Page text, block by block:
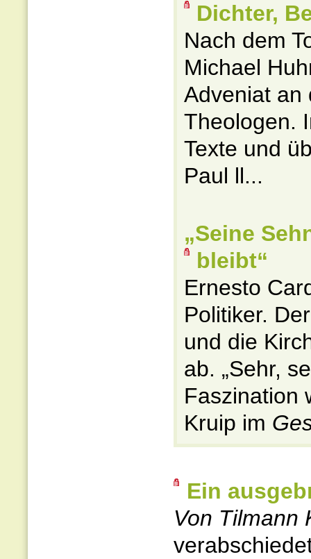
Dichter,
Nach dem
Michael
Adveniat an
Theologen.
Texte und
Paul ll...
„Seine
bleibt“
Ernesto
Politiker.
und die
ab. „Sehr,
Faszination
Kruip im
Ein
Von Tilmann